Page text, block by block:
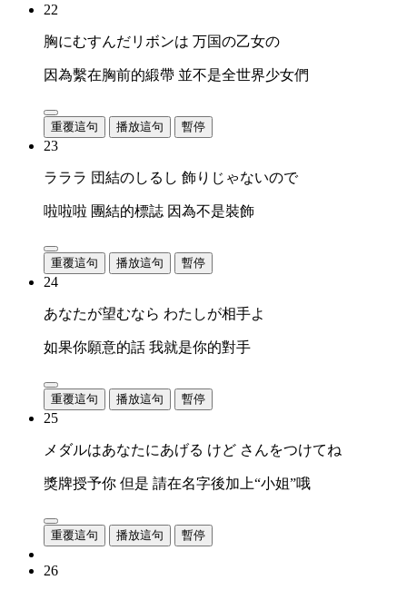
22
胸にむすんだリボンは 万国の乙女の
因為繫在胸前的緞帶 並不是全世界少女們
重覆這句 播放這句 暫停
23
ラララ 団結のしるし 飾りじゃないので
啦啦啦 團結的標誌 因為不是裝飾
重覆這句 播放這句 暫停
24
あなたが望むなら わたしが相手よ
如果你願意的話 我就是你的對手
重覆這句 播放這句 暫停
25
メダルはあなたにあげる けど さんをつけてね
獎牌授予你 但是 請在名字後加上“小姐”哦
重覆這句 播放這句 暫停
26